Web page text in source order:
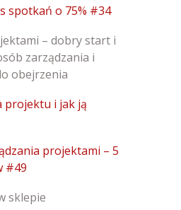
spotkań o 75% #34
– dobry start i
zarządzania i
obejrzenia
projektu i jak ją
projektami – 5
#49
sklepie